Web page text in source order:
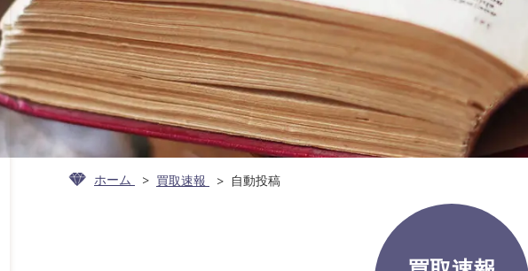
ホーム 買取速報 自動投稿